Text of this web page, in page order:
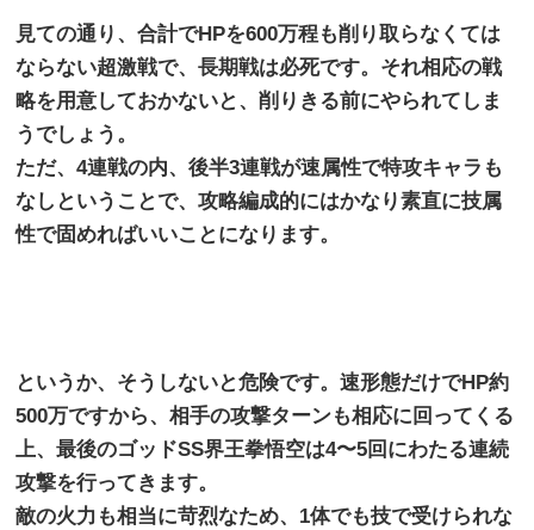
見ての通り、合計でHPを600万程も削り取らなくては
ならない超激戦で、長期戦は必死です。それ相応の戦
略を用意しておかないと、削りきる前にやられてしま
うでしょう。
ただ、4連戦の内、後半3連戦が速属性で特攻キャラも
なしということで、攻略編成的にはかなり素直に技属
性で固めればいいことになります。
というか、そうしないと危険です。速形態だけでHP約
500万ですから、相手の攻撃ターンも相応に回ってくる
上、最後のゴッドSS界王拳悟空は4〜5回にわたる連続
攻撃を行ってきます。
敵の火力も相当に苛烈なため、 1体でも技で受けられな